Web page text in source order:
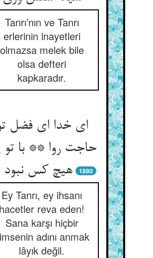
Tanrı’nın ve Tanrı
erlerinin inayetleri
olmazsa melek bile
olsa defteri
kapkaradır.
ای خدا ای فضل
حاجت روا ** با تو
هیچ کس نبود
1880
Ey Tanrı, ey ihsanı
hacetler reva eden!
Sana karşı hiçbir
adını anmak
lâyık değil.